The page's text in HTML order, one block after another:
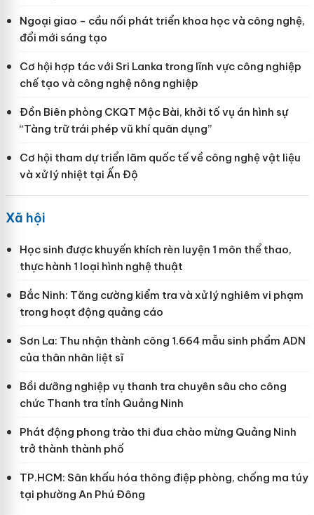
Ngoại giao - cầu nối phát triển khoa học và công nghệ,
đổi mới sáng tạo
Cơ hội hợp tác với Sri Lanka trong lĩnh vực công nghiệp
chế tạo và công nghệ nông nghiệp
Đồn Biên phòng CKQT Mộc Bài, khởi tố vụ án hình sự
“Tàng trữ trái phép vũ khí quân dụng”
Cơ hội tham dự triển lãm quốc tế về công nghệ vật liệu
và xử lý nhiệt tại Ấn Độ
Xã hội
Học sinh được khuyến khích rèn luyện 1 môn thể thao,
thực hành 1 loại hình nghệ thuật
Bắc Ninh: Tăng cường kiểm tra và xử lý nghiêm vi phạm
trong hoạt động quảng cáo
Sơn La: Thu nhận thành công 1.664 mẫu sinh phẩm ADN
của thân nhân liệt sĩ
Bồi dưỡng nghiệp vụ thanh tra chuyên sâu cho công
chức Thanh tra tỉnh Quảng Ninh
Phát động phong trào thi đua chào mừng Quảng Ninh
trở thành thành phố
TP.HCM: Sân khấu hóa thông điệp phòng, chống ma túy
tại phường An Phú Đông